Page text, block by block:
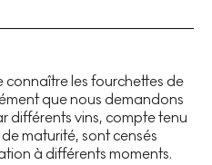
connaître les fourchettes de
que nous demandons
différents vins, compte tenu
maturité, sont censés
à différents moments.